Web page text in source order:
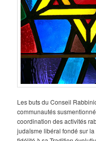
Les buts du Conseil
communautés
coordination des activités
judaïsme libéral fondé sur